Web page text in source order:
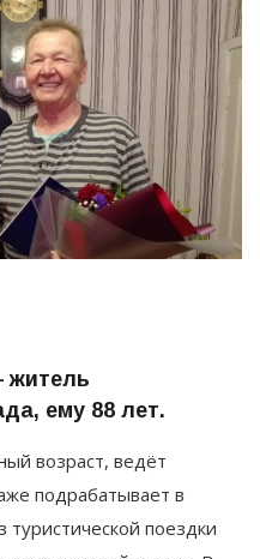
ему 88 лет.
возраст, ведёт
подрабатывает в